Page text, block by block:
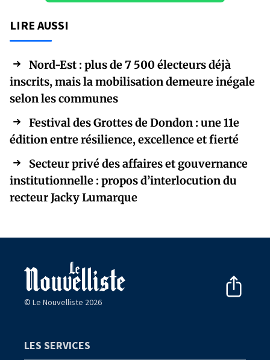
LIRE AUSSI
Nord-Est : plus de 7 500 électeurs déjà
inscrits, mais la mobilisation demeure inégale
selon les communes
Festival des Grottes de Dondon : une 11e
édition entre résilience, excellence et fierté
Secteur privé des affaires et gouvernance
institutionnelle : propos d’interlocution du
recteur Jacky Lumarque
© Le Nouvelliste 2026
LES SERVICES